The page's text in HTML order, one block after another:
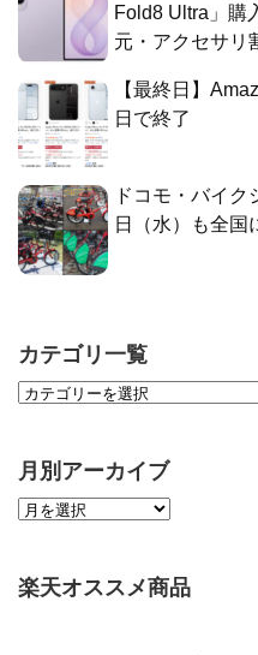
Fold8 Ultra」購
元・アクセサリ
【最終日】
日で終了
ドコモ・バイ
日（水）も全国
カテゴリ一覧
月別アーカイブ
楽天オススメ商品